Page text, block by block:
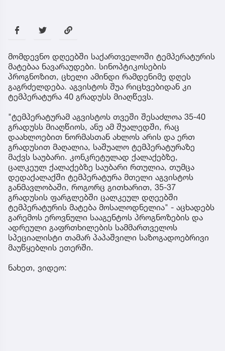
მომდევნო დღეებში საქართველოში ტემპერატურის
მატებაა ნავარაუდები. სინოპტიკოსების
პროგნოზით, ცხელი ამინდი რამდენიმე დღეს
გაგრძელდება. აგვისტოს შუა რიცხვებიდან კი
ტემპერატურა 40 გრადუსს მიაღწევს.
"ტემპერატურამ აგვისტოს თვეში შესაძლოა 35-40
გრადუსს მიაღწიოს, ანუ ამ შუალედში, რაც
დაახლოებით ნორმასთან ახლოს არის და ერთ
გრადუსით მაღალია, საშუალო ტემპერატურაზე
მაქვს საუბარი. კონკრეტულად ქალაქებზე,
ცალკეულ ქალაქებზე საუბარი რთულია, თუმცა
დედაქალაქში ტემპერატურა მთელი აგვისტოს
განმავლობაში, როგორც გითხარით, 35-37
გრადუსის ფარგლებში ცალკეულ დღეებში
ტემპერატურის მატება მოსალოდნელია" - აცხადებს
გარემოს ეროვნული სააგენტოს პროგნოზების და
ადრეული გაფრთხილების სამმართველოს
სპეციალისტი თამარ პაპაშვილი საზოგადოებრივი
მაუწყებლის ეთერში.
ნახეთ, ვიდეო: